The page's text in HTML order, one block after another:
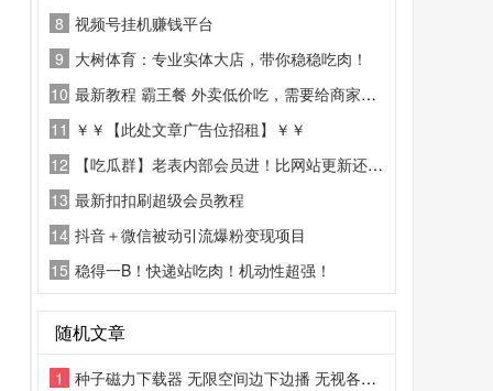
8 视频号挂机赚钱平台
9 大树体育：专业实体大店，带你稳稳吃肉！
10 最新教程 霸王餐 外卖低价吃，需要给商家好评
11 ￥￥【此处文章广告位招租】￥￥
12
【吃瓜群】老表内部会员进！比网站更新还精彩！
13 最新扣扣刷超级会员教程
14 抖音＋微信被动引流爆粉变现项目
15 稳得一B！快递站吃肉！机动性超强！
随机文章
1
种子磁力下载器 无限空间边下边播 无视各种有限制或是冷门的种子资源下载